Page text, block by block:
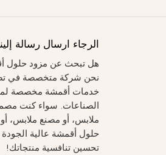
الرجاء ارسال رسالة
هل تبحث عن مزود حلول
نحن شركة متخصصة في
خدمات أقمشة مخصصة
الصناعات. سواء كنت
ملابس، أو مصنع ملابس،
حلول أقمشة عالية
تحسين تنافسية منتجاتك!